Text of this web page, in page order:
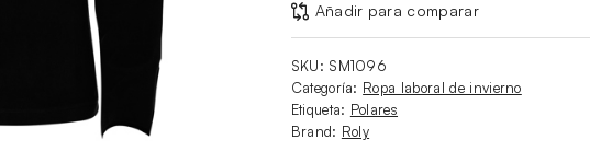
Añadir para comparar
SKU: SM1096
Categoría: Ropa laboral de invierno
Etiqueta: Polares
Brand: Roly